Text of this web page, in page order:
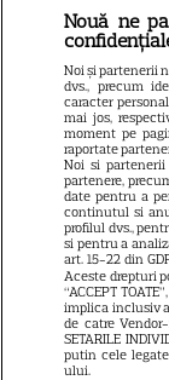
7
24
Nouă ne
Noi și partenerii
dvs., precum
caracter
mai jos,
moment pe
raportate
Noi si
partenere,
date pentru a
continutul si
profilul dvs.,
si pentru a
art. 15-22 din
Aceste drepturi
“ACCEPT
implica inclusiv
de catre
SETARILE
putin cele
ului.